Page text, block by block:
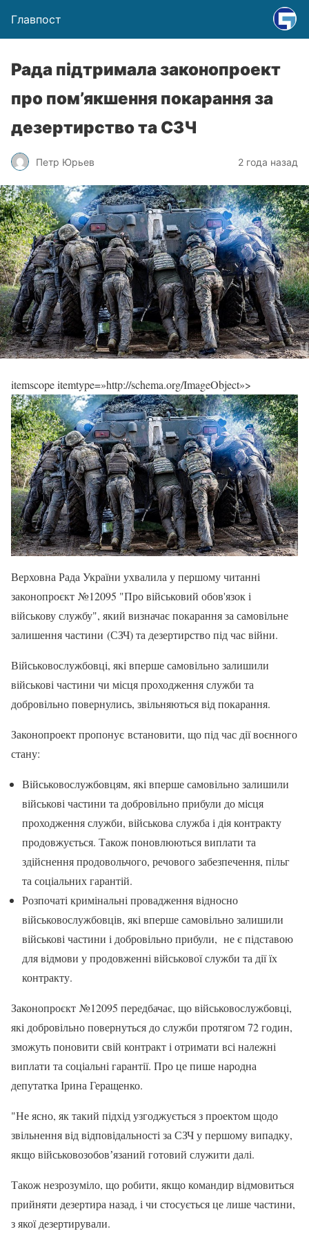
Главпост
Рада підтримала законопроект
про пом’якшення покарання за
дезертирство та СЗЧ
Петр Юрьев 2 года назад
itemscope itemtype=»http://schema.org/ImageObject»>
Верховна Рада України ухвалила у першому читанні
законопроєкт №12095 "Про військовий обов'язок і
військову службу", який визначає покарання за самовільне
залишення частини (СЗЧ) та дезертирство під час війни.
Військовослужбовці, які вперше самовільно залишили
військові частини чи місця проходження служби та
добровільно повернулись, звільняються від покарання.
Законопроект пропонує встановити, що під час дії воєнного
стану:
Військовослужбовцям, які вперше самовільно залишили
військові частини та добровільно прибули до місця
проходження служби, військова служба і дія контракту
продовжується. Також поновлюються виплати та
здійснення продовольчого, речового забезпечення, пільг
та соціальних гарантій.
Розпочаті кримінальні провадження відносно
військовослужбовців, які вперше самовільно залишили
військові частини і добровільно прибули, не є підставою
для відмови у продовженні військової служби та дії їх
контракту.
Законопроєкт №12095 передбачає, що військовослужбовці,
які добровільно повернуться до служби протягом 72 годин,
зможуть поновити свій контракт і отримати всі належні
виплати та соціальні гарантії. Про це пише народна
депутатка Ірина Геращенко.
"Не ясно, як такий підхід узгоджується з проектом щодо
звільнення від відповідальності за СЗЧ у першому випадку,
якщо військовозобовʼязаний готовий служити далі.
Також незрозуміло, що робити, якщо командир відмовиться
прийняти дезертира назад, і чи стосується це лише частини,
з якої дезертирували.